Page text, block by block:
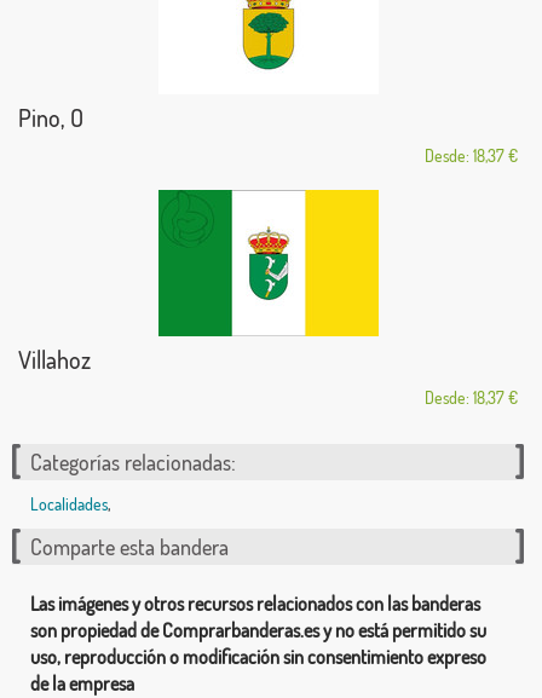
Pino, O
Desde: 18,37 €
Villahoz
Desde: 18,37 €
Categorías relacionadas:
Localidades,
Comparte esta bandera
Las imágenes y otros recursos relacionados con las banderas
son propiedad de Comprarbanderas.es y no está permitido su
uso, reproducción o modificación sin consentimiento expreso
de la empresa